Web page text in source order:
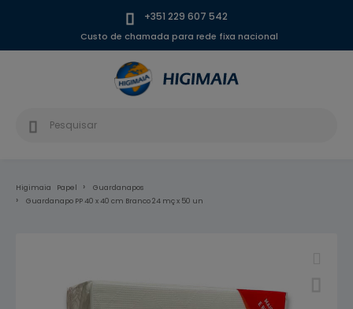
+351 229 607 542
Custo de chamada para rede fixa nacional
Higimaia Papel
Guardanapos
Guardanapo PP 40 x 40 cm Branco 24 mç x 50 un